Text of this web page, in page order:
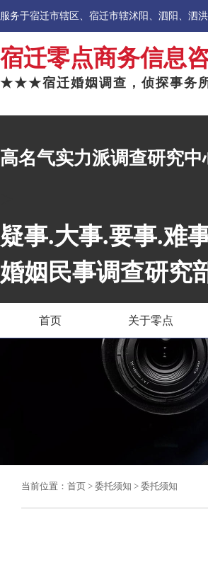
服务于宿迁市辖区、宿迁市辖沭阳、泗阳、泗
宿迁零点商务信息
★★★宿迁婚姻调查，侦探事务
高名气实力派调查研究中
疑事.大事.要事.难
婚姻民事调查研究
首页 关于零点
当前位置： 首页 > 委托须知 > 委托须知